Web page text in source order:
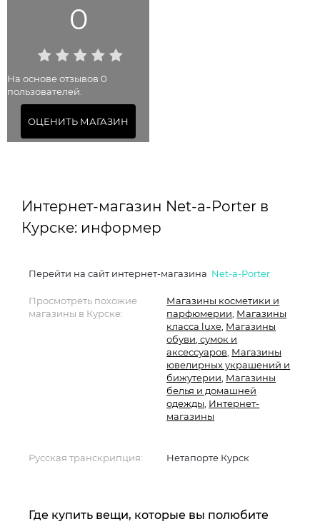
0
На основе отзывов 0
пользователей.
ОЦЕНИТЬ МАГАЗИН
Интернет-магазин Net-a-Porter в
Курске: информер
Перейти на сайт интернет-магазина Net-a-Porter
Просмотреть похожие
магазины в Курске:
Магазины косметики и
парфюмерии Магазины
класса luxe Магазины
обуви, сумок и
аксессуаров Магазины
ювелирных украшений и
бижутерии Магазины
белья и домашней
одежды Интернет-
магазины
Русская транскрипция: Нетапорте Курск
Где купить вещи, которые вы полюбите